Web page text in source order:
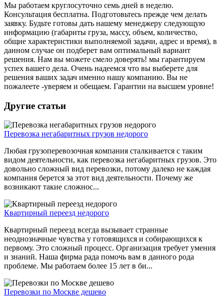
Мы работаем круглосуточно семь дней в неделю.
Консультация бесплатна. Подготовьтесь прежде чем делать
заявку. Будьте готовы дать нашему менеджеру следующую
информацию (габариты груза, массу, объем, количество,
общие характеристики выполняемой задачи, адрес и время), в
данном случае он подберет вам оптимальный вариант
решения. Нам вы можете смело доверять! мы гарантируем
успех вашего дела. Очень надеемся что вы выберете для
решения ваших задач именно нашу компанию. Вы не
пожалеете -уверяем и обещаем. Гарантии на высшем уровне!
Другие статьи
Перевозка негабаритных грузов недорого
Любая грузоперевозочная компания сталкивается с таким
видом деятельности, как перевозка негабаритных грузов. Это
довольно сложный вид перевозки, потому далеко не каждая
компания берется за этот вид деятельности. Почему же
возникают такие сложнос...
Квартирный переезд недорого
Квартирный переезд всегда вызывает странные
неоднозначные чувства у готовящихся и собирающихся к
первому. Это сложный процесс. Организация требует умения
и знаний. Наша фирма рада помочь вам в данного рода
проблеме. Мы работаем более 15 лет в би...
Перевозки по Москве дешево